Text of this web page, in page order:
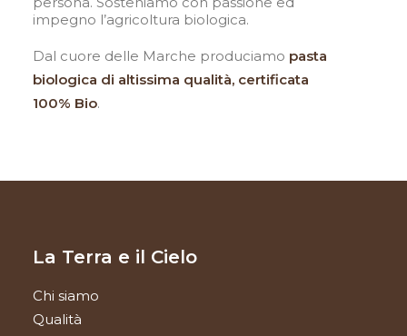
impegno l’agricoltura biologica.
Dal cuore delle Marche produciamo pasta
biologica di altissima qualità, certificata
100% Bio.
La Terra e il Cielo
Chi siamo
Qualità